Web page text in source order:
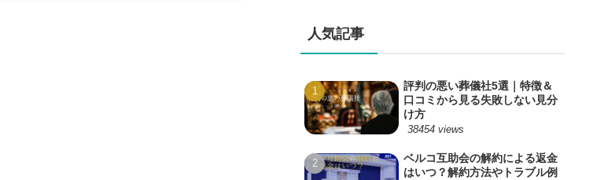
人気記事
評判の悪い葬儀社5選｜特徴＆
口コミから見る失敗しない見分
け方
38454 views
ベルコ互助会の解約による返金
はいつ？解約方法やトラブル例